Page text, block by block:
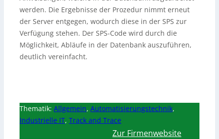
werden. Die Ergebnisse der Prozedur nimmt erneut
der Server entgegen, wodurch diese in der SPS zur
Verfügung stehen. Der SPS-Code wird durch die
Möglichkeit, Abläufe in der Datenbank auszuführen,
deutlich vereinfacht.
Thematik: Allgemein, Automatisierungstechnik,
Industrielle IT, Track and Trace
Zur Firmenwebsite